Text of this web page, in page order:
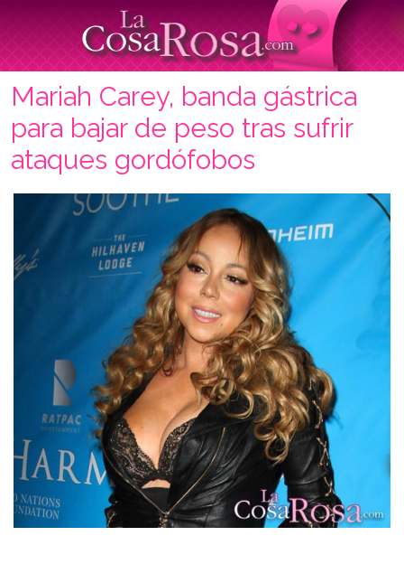
Mariah Carey, banda gástrica
para bajar de peso tras sufrir
ataques gordófobos